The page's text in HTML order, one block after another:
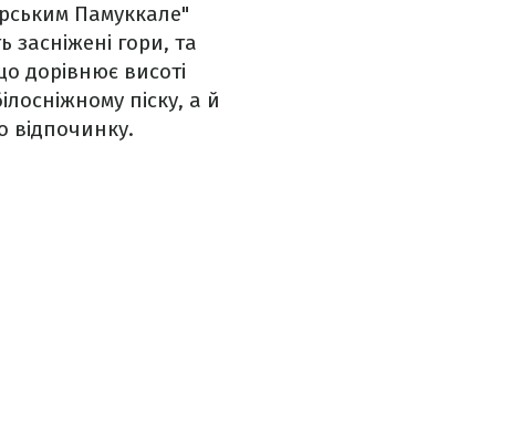
Памуккале"
засніжені гори, та
дорівнює висоті
піску, а й
відпочинку.